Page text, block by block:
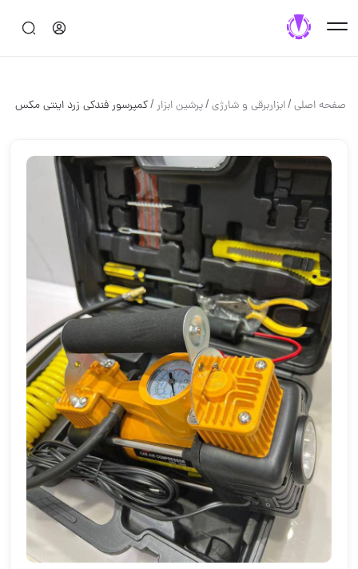
صفحه اصلی/ابزاربرقی و شارژی/پرشین ابزار/کمپرسور فندکی زرد اینتی مکس